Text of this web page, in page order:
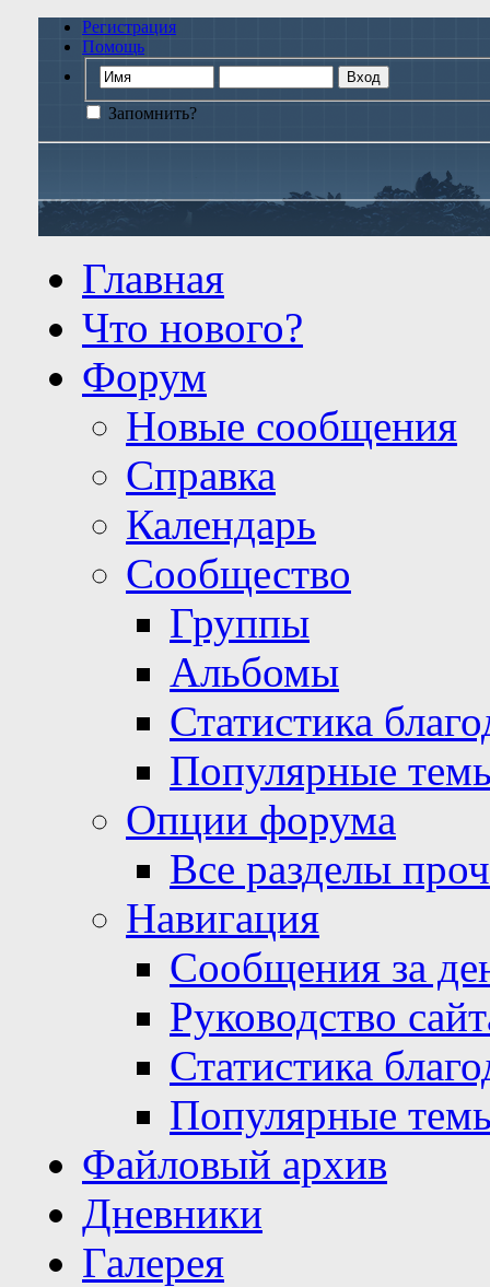
Регистрация
Помощь
Запомнить?
Главная
Что нового?
Форум
Новые сообщения
Справка
Календарь
Сообщество
Группы
Альбомы
Статистика
Популярные
Опции форума
Все разделы
Навигация
Сообщения за
Руководство
Статистика
Популярные
Файловый архив
Дневники
Галерея